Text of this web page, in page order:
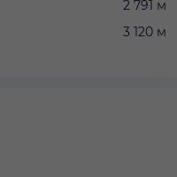
2 791 м
3 120 м